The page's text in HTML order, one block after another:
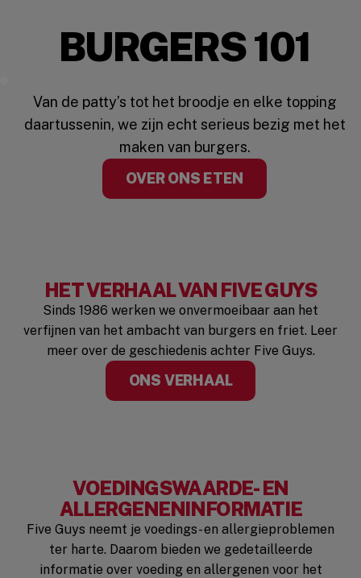
BURGERS 101
Van de patty’s tot het broodje en elke topping
daartussenin, we zijn echt serieus bezig met het
maken van burgers.
OVER ONS ETEN
HET VERHAAL VAN FIVE GUYS
Sinds 1986 werken we onvermoeibaar aan het
verfijnen van het ambacht van burgers en friet. Leer
meer over de geschiedenis achter Five Guys.
ONS VERHAAL
VOEDINGSWAARDE- EN
ALLERGENENINFORMATIE
Five Guys neemt je voedings- en allergieproblemen
ter harte. Daarom bieden we gedetailleerde
informatie over voeding en allergenen voor het